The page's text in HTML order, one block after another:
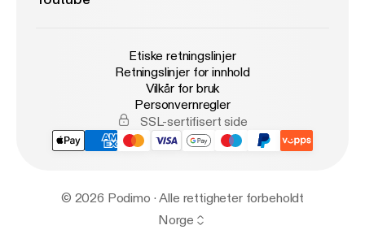
Etiske retningslinjer
Retningslinjer for innhold
Vilkår for bruk
Personvernregler
SSL-sertifisert side
© 2026 Podimo · Alle rettigheter forbeholdt
Norge